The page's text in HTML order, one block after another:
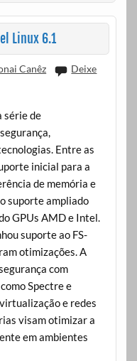
Linux 6.1
Canêz
Deixe
série de
Entre as
inicial para a
de memória e
suporte ampliado
GPUs AMD e Intel.
suporte ao FS-
otimizações. A
com
Spectre e
e redes
visam otimizar a
em ambientes